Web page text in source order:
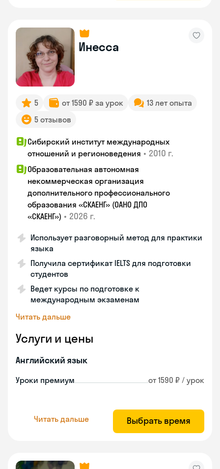
Инесса
5 от 1590 ₽ за урок
13 лет опыта
5 отзывов
Сибирский институт международных
отношений и регионоведения • 2010 г.
Образовательная автономная
некоммерческая организация
дополнительного профессионального
образования «СКАЕНГ» (ОАНО ДПО
«СКАЕНГ») • 2026 г.
Использует разговорный метод для практики
языка
Получила сертификат IELTS для подготовки
студентов
Ведет курсы по подготовке к
международным экзаменам
Читать дальше
Услуги и цены
Английский язык
Уроки премиум от 1590 ₽ / урок
Читать дальше Выбрать время